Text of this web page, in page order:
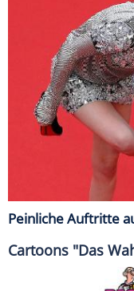
Peinliche Auftritte
Cartoons "Das